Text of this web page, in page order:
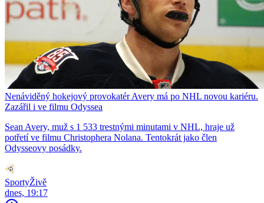
Nenáviděný hokejový provokatér Avery má po NHL novou kariéru.
Zazářil i ve filmu Odyssea
Sean Avery, muž s 1 533 trestnými minutami v NHL, hraje už
potřetí ve filmu Christophera Nolana. Tentokrát jako člen
Odysseovy posádky.
SportyŽivě
dnes, 19:17